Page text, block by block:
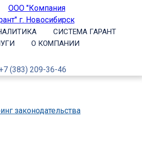
СИСТЕМА ГАРАНТ
О КОМПАНИИ
(383) 209-36-46
законодательства